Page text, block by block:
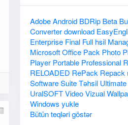
Adobe Android BDRip Beta
Converter download
Enterprise Final Full hsil
Microsoft Office Pack Photo
Player Portable Professional
RELOADED RePack Repack
Software Suite Təhsil Ultimate
UralSOFT Video Vizual
Windows yukle
Bütün teqləri göstər